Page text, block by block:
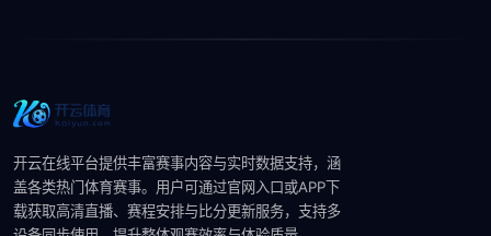
开云在线平台提供丰富赛事内容与实时数据支持，涵
盖各类热门体育赛事。用户可通过官网入口或APP下
载获取高清直播、赛程安排与比分更新服务，支持多